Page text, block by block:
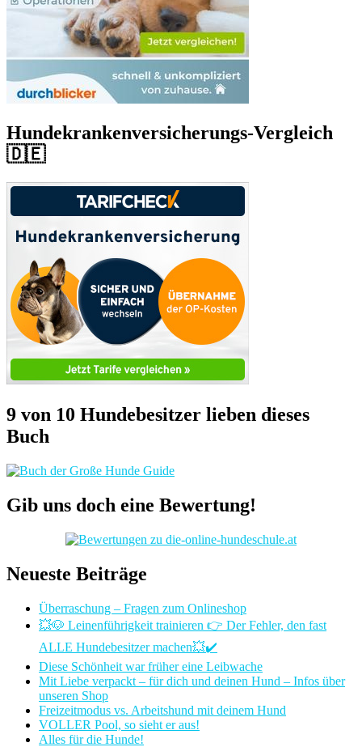
Hundekrankenversicherungs-Vergleich
🇩🇪
9 von 10 Hundebesitzer lieben dieses
Buch
Gib uns doch eine Bewertung!
Neueste Beiträge
Überraschung – Fragen zum Onlineshop
💥🐶 Leinenführigkeit trainieren 👉 Der Fehler, den fast
ALLE Hundebesitzer machen💥✔️
Diese Schönheit war früher eine Leibwache
Mit Liebe verpackt – für dich und deinen Hund – Infos über
unseren Shop
Freizeitmodus vs. Arbeitshund mit deinem Hund
VOLLER Pool, so sieht er aus!
Alles für die Hunde!